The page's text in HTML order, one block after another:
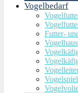
Vogelbedarf
Futter-
Vogelhaus